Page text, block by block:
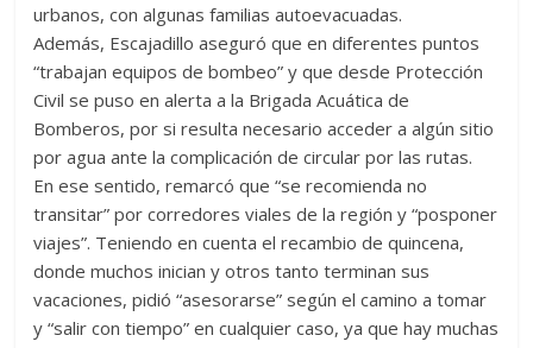
urbanos, con algunas familias autoevacuadas.
Además, Escajadillo aseguró que en diferentes puntos
“trabajan equipos de bombeo” y que desde Protección
Civil se puso en alerta a la Brigada Acuática de
Bomberos, por si resulta necesario acceder a algún sitio
por agua ante la complicación de circular por las rutas.
En ese sentido, remarcó que “se recomienda no
transitar” por corredores viales de la región y “posponer
viajes”. Teniendo en cuenta el recambio de quincena,
donde muchos inician y otros tanto terminan sus
vacaciones, pidió “asesorarse” según el camino a tomar
y “salir con tiempo” en cualquier caso, ya que hay muchas